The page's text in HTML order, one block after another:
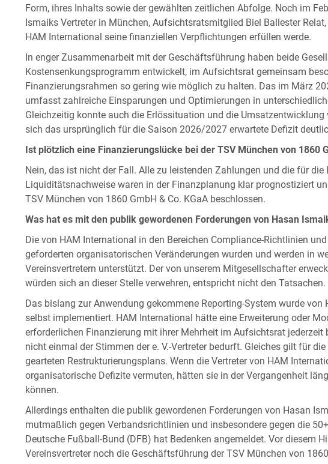
Form, ihres Inhalts sowie der gewählten zeitlichen Abfolge. Noch im
Ismaiks Vertreter in München, Aufsichtsratsmitglied Biel Ballester
HAM International seine finanziellen Verpflichtungen erfüllen werde.
In enger Zusammenarbeit mit der Geschäftsführung haben beide
Kostensenkungsprogramm entwickelt, im Aufsichtsrat gemeinsam
Finanzierungsrahmen so gering wie möglich zu halten. Das im März
umfasst zahlreiche Einsparungen und Optimierungen in
Gleichzeitig konnte auch die Erlössituation und die Umsatzentwicklung
sich das ursprünglich für die Saison 2026/2027 erwartete Defizit
Ist plötzlich eine Finanzierungslücke bei der TSV München von 1860
Nein, das ist nicht der Fall. Alle zu leistenden Zahlungen und die für
Liquiditätsnachweise waren in der Finanzplanung klar prognostiziert
TSV München von 1860 GmbH & Co. KGaA beschlossen.
Was hat es mit den publik gewordenen Forderungen von Hasan
Die von HAM International in den Bereichen Compliance-Richtlinien
geforderten organisatorischen Veränderungen wurden und werden in
Vereinsvertretern unterstützt. Der von unserem Mitgesellschafter
würden sich an dieser Stelle verwehren, entspricht nicht den Tatsachen.
Das bislang zur Anwendung gekommene Reporting-System wurde von
selbst implementiert. HAM International hätte eine Erweiterung oder
erforderlichen Finanzierung mit ihrer Mehrheit im Aufsichtsrat jederzeit
nicht einmal der Stimmen der e. V.-Vertreter bedurft. Gleiches gilt für
gearteten Restrukturierungsplans. Wenn die Vertreter von HAM
organisatorische Defizite vermuten, hätten sie in der Vergangenheit
können.
Allerdings enthalten die publik gewordenen Forderungen von Hasan
mutmaßlich gegen Verbandsrichtlinien und insbesondere gegen die
Deutsche Fußball-Bund (DFB) hat Bedenken angemeldet. Vor diesem
Vereinsvertreter noch die Geschäftsführung der TSV München von